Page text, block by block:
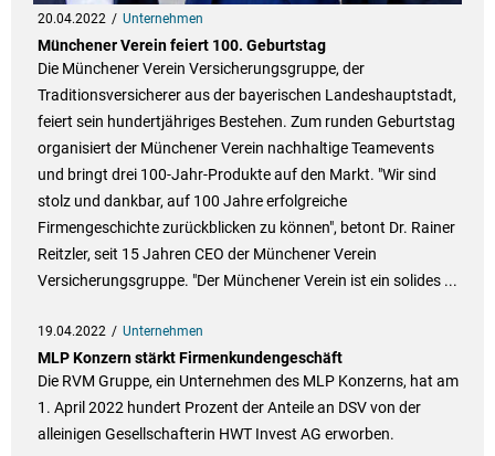
20.04.2022 Unternehmen
Münchener Verein feiert 100. Geburtstag
Die Münchener Verein Versicherungsgruppe, der
Traditionsversicherer aus der bayerischen Landeshauptstadt,
feiert sein hundertjähriges Bestehen. Zum runden Geburtstag
organisiert der Münchener Verein nachhaltige Teamevents
und bringt drei 100-Jahr-Produkte auf den Markt. "Wir sind
stolz und dankbar, auf 100 Jahre erfolgreiche
Firmengeschichte zurückblicken zu können", betont Dr. Rainer
Reitzler, seit 15 Jahren CEO der Münchener Verein
Versicherungsgruppe. "Der Münchener Verein ist ein solides ...
19.04.2022 Unternehmen
MLP Konzern stärkt Firmenkundengeschäft
Die RVM Gruppe, ein Unternehmen des MLP Konzerns, hat am
1. April 2022 hundert Prozent der Anteile an DSV von der
alleinigen Gesellschafterin HWT Invest AG erworben.